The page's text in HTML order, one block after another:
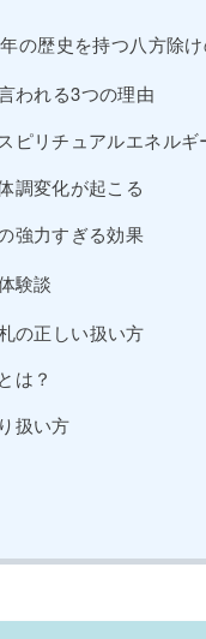
の歴史を持つ八方除
われる3つの理由
ピリチュアルエネルギ
調変化が起こる
強力すぎる効果
験談
の正しい扱い方
は？
扱い方